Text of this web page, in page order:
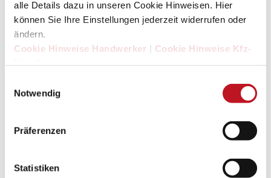
alle Details dazu in unseren Cookie Hinweisen. Hier
können Sie Ihre Einstellungen jederzeit widerrufen oder
ändern.
Cookie Hinweise Handwerker | Cookie Hinweise Kfz-
Notwendig
Präferenzen
Statistiken
© FCA Germany AG / www.alfaromeo.de / www.fiat.de
/www.fiatprofessional.com / www.jeep.de /
www.media.stellantis.com
© Grafik Design Suny Mayer
© Hyundai Motor Deutschland GmbH /
© Isuzu Sales Deutschland GmbH / www.isuzu-
sales.de